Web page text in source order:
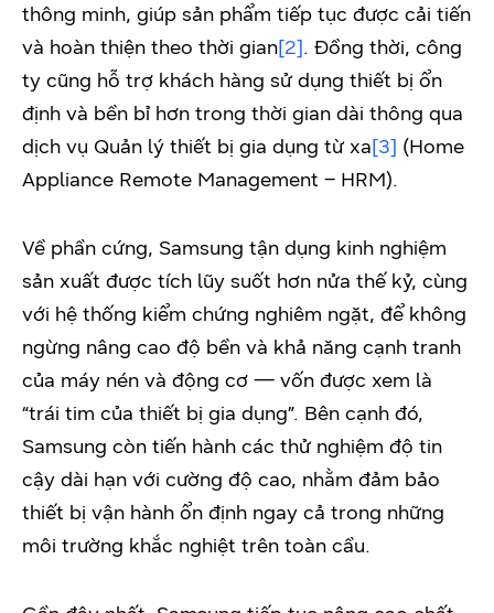
thông minh, giúp sản phẩm tiếp tục được cải tiến
và hoàn thiện theo thời gian[2]. Đồng thời, công
ty cũng hỗ trợ khách hàng sử dụng thiết bị ổn
định và bền bỉ hơn trong thời gian dài thông qua
dịch vụ Quản lý thiết bị gia dụng từ xa[3] (Home
Appliance Remote Management – HRM).
Về phần cứng, Samsung tận dụng kinh nghiệm
sản xuất được tích lũy suốt hơn nửa thế kỷ, cùng
với hệ thống kiểm chứng nghiêm ngặt, để không
ngừng nâng cao độ bền và khả năng cạnh tranh
của máy nén và động cơ — vốn được xem là
“trái tim của thiết bị gia dụng”. Bên cạnh đó,
Samsung còn tiến hành các thử nghiệm độ tin
cậy dài hạn với cường độ cao, nhằm đảm bảo
thiết bị vận hành ổn định ngay cả trong những
môi trường khắc nghiệt trên toàn cầu.